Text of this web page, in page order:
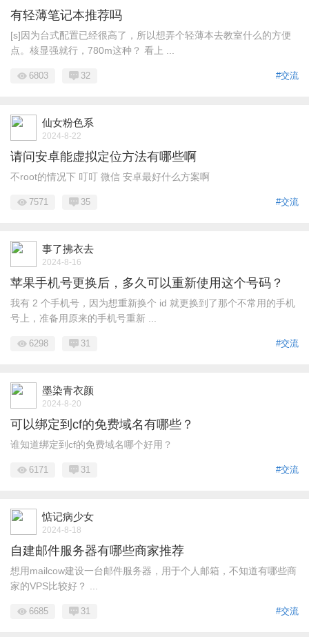
有轻薄笔记本推荐吗
[s]因为台式配置已经很高了，所以想弄个轻薄本去教室什么的方便
点。核显强就行，780m这种？ 看上 ...
#交流
6803 32
仙女粉色系
2024-8-22
请问安卓能虚拟定位方法有哪些啊
不root的情况下 叮叮 微信 安卓最好什么方案啊
#交流
7571 35
事了拂衣去
2024-8-16
苹果手机号更换后，多久可以重新使用这个号码？
我有 2 个手机号，因为想重新换个 id 就更换到了那个不常用的手机
号上，准备用原来的手机号重新 ...
#交流
6298 31
墨染青衣颜
2024-8-20
可以绑定到cf的免费域名有哪些？
谁知道绑定到cf的免费域名哪个好用？
#交流
6171 31
惦记病少女
2024-8-18
自建邮件服务器有哪些商家推荐
想用mailcow建设一台邮件服务器，用于个人邮箱，不知道有哪些商
家的VPS比较好？ ...
#交流
6685 31